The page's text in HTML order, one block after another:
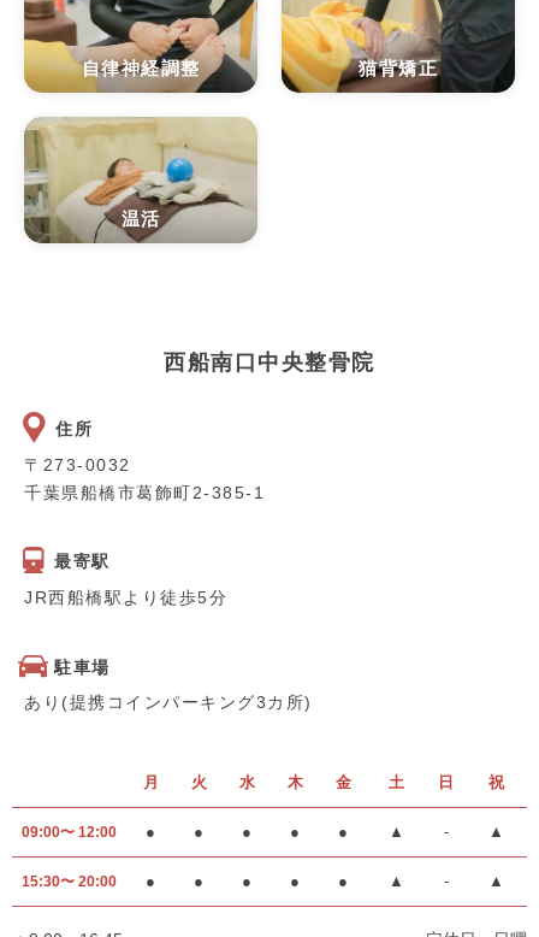
自律神経調整 猫背矯正
温活
西船南口中央整骨院
住所
〒273-0032
千葉県船橋市葛飾町2-385-1
最寄駅
JR西船橋駅より徒歩5分
駐車場
あり(提携コインパーキング3カ所)
月 火 水 木 金 土 日 祝
09:00〜 12:00 ● ● ● ● ● ▲ - ▲
15:30〜 20:00 ● ● ● ● ● ▲ - ▲